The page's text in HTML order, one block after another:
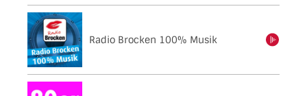
Radio Brocken 100% Musikeinschalten